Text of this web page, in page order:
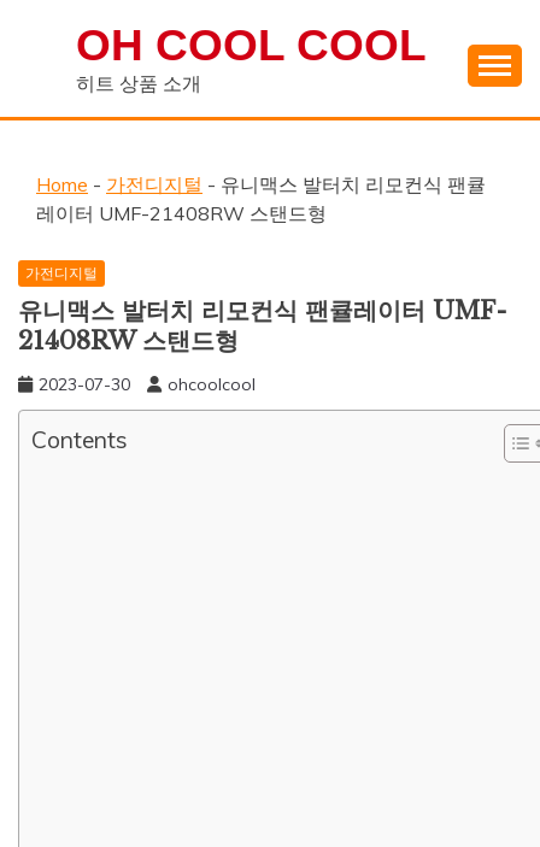
OH COOL COOL
히트 상품 소개
Home - 가전디지털 - 유니맥스 발터치 리모컨식 팬큘
레이터 UMF-21408RW 스탠드형
가전디지털
유니맥스 발터치 리모컨식 팬큘레이터 UMF-
21408RW 스탠드형
2023-07-30 ohcoolcool
Contents